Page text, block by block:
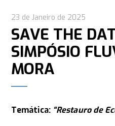
23 de Janeiro de 2025
SAVE THE
SIMPÓSIO
MORA
Temática: “Restauro de